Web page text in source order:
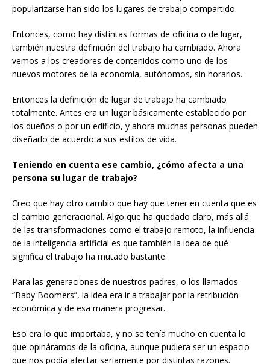
popularizarse han sido los lugares de trabajo compartido.
Entonces, como hay distintas formas de oficina o de lugar,
también nuestra definición del trabajo ha cambiado. Ahora
vemos a los creadores de contenidos como uno de los
nuevos motores de la economía, autónomos, sin horarios.
Entonces la definición de lugar de trabajo ha cambiado
totalmente. Antes era un lugar básicamente establecido por
los dueños o por un edificio, y ahora muchas personas pueden
diseñarlo de acuerdo a sus estilos de vida.
Teniendo en cuenta ese cambio, ¿cómo afecta a una
persona su lugar de trabajo?
Creo que hay otro cambio que hay que tener en cuenta que es
el cambio generacional. Algo que ha quedado claro, más allá
de las transformaciones como el trabajo remoto, la influencia
de la inteligencia artificial es que también la idea de qué
significa el trabajo ha mutado bastante.
Para las generaciones de nuestros padres, o los llamados
“Baby Boomers”, la idea era ir a trabajar por la retribución
económica y de esa manera progresar.
Eso era lo que importaba, y no se tenía mucho en cuenta lo
que opináramos de la oficina, aunque pudiera ser un espacio
que nos podía afectar seriamente por distintas razones.